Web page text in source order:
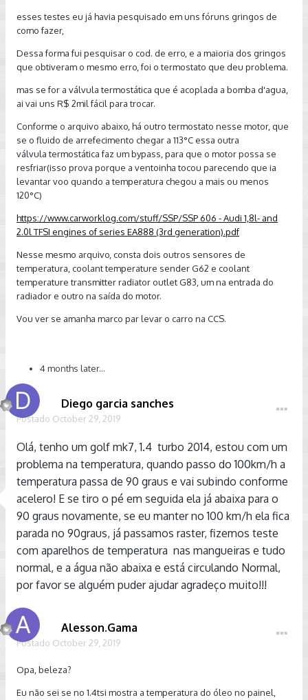
esses testes eu já havia pesquisado em uns fóruns gringos de
como fazer,
Dessa forma fui pesquisar o cod. de erro, e a maioria dos gringos
que obtiveram o mesmo erro, foi o termostato que deu problema.
mas se for a válvula termostática que é acoplada a bomba d'agua,
ai vai uns R$ 2mil fácil para trocar.
Conforme o arquivo abaixo, há outro termostato nesse motor, que
se o fluido de arrefecimento chegar a 113°C essa outra
válvula termostática faz um bypass, para que o motor possa se
resfriar(isso prova porque a ventoinha tocou parecendo que ia
levantar voo quando a temperatura chegou a mais ou menos
120°C)
https://www.carworklog.com/stuff/SSP/SSP 606 - Audi 1,8l- and
2.0l TFSI engines of series EA888 (3rd generation).pdf
Nesse mesmo arquivo, consta dois outros sensores de
temperatura, coolant temperature sender G62 e coolant
temperature transmitter radiator outlet G83, um na entrada do
radiador e outro na saída do motor.
Vou ver se amanha marco par levar o carro na CCS.
4 months later...
Diego garcia sanches
Postado October 29, 2019
Olá, tenho um golf mk7, 1.4 turbo 2014, estou com um
problema na temperatura, quando passo do 100km/h a
temperatura passa de 90 graus e vai subindo conforme
acelero! E se tiro o pé em seguida ela já abaixa para o
90 graus novamente, se eu manter no 100 km/h ela fica
parada no 90graus, já passamos raster, fizemos teste
com aparelhos de temperatura nas mangueiras e tudo
normal, e a água não abaixa e está circulando Normal,
por favor se alguém puder ajudar agradeço muito!!!
Alesson.Gama
Postado October 29, 2019
Opa, beleza?
Eu não sei se no 1.4tsi mostra a temperatura do óleo no painel,